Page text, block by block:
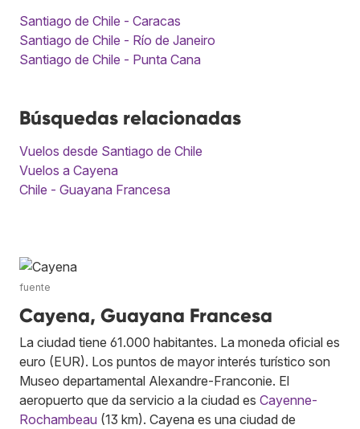
Santiago de Chile - Caracas
Santiago de Chile - Río de Janeiro
Santiago de Chile - Punta Cana
Búsquedas relacionadas
Vuelos desde Santiago de Chile
Vuelos a Cayena
Chile - Guayana Francesa
fuente
Cayena, Guayana Francesa
La ciudad tiene 61.000 habitantes. La moneda oficial es
euro (EUR). Los puntos de mayor interés turístico son
Museo departamental Alexandre-Franconie. El
aeropuerto que da servicio a la ciudad es Cayenne-
Rochambeau (13 km). Cayena es una ciudad de